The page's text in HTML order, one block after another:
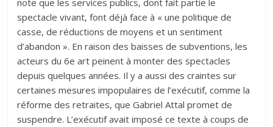
note que les services publics, dont fait partie le
spectacle vivant, font déjà face à « une politique de
casse, de réductions de moyens et un sentiment
d’abandon ». En raison des baisses de subventions, les
acteurs du 6e art peinent à monter des spectacles
depuis quelques années. Il y a aussi des craintes sur
certaines mesures impopulaires de l’exécutif, comme la
réforme des retraites, que Gabriel Attal promet de
suspendre. L’exécutif avait imposé ce texte à coups de